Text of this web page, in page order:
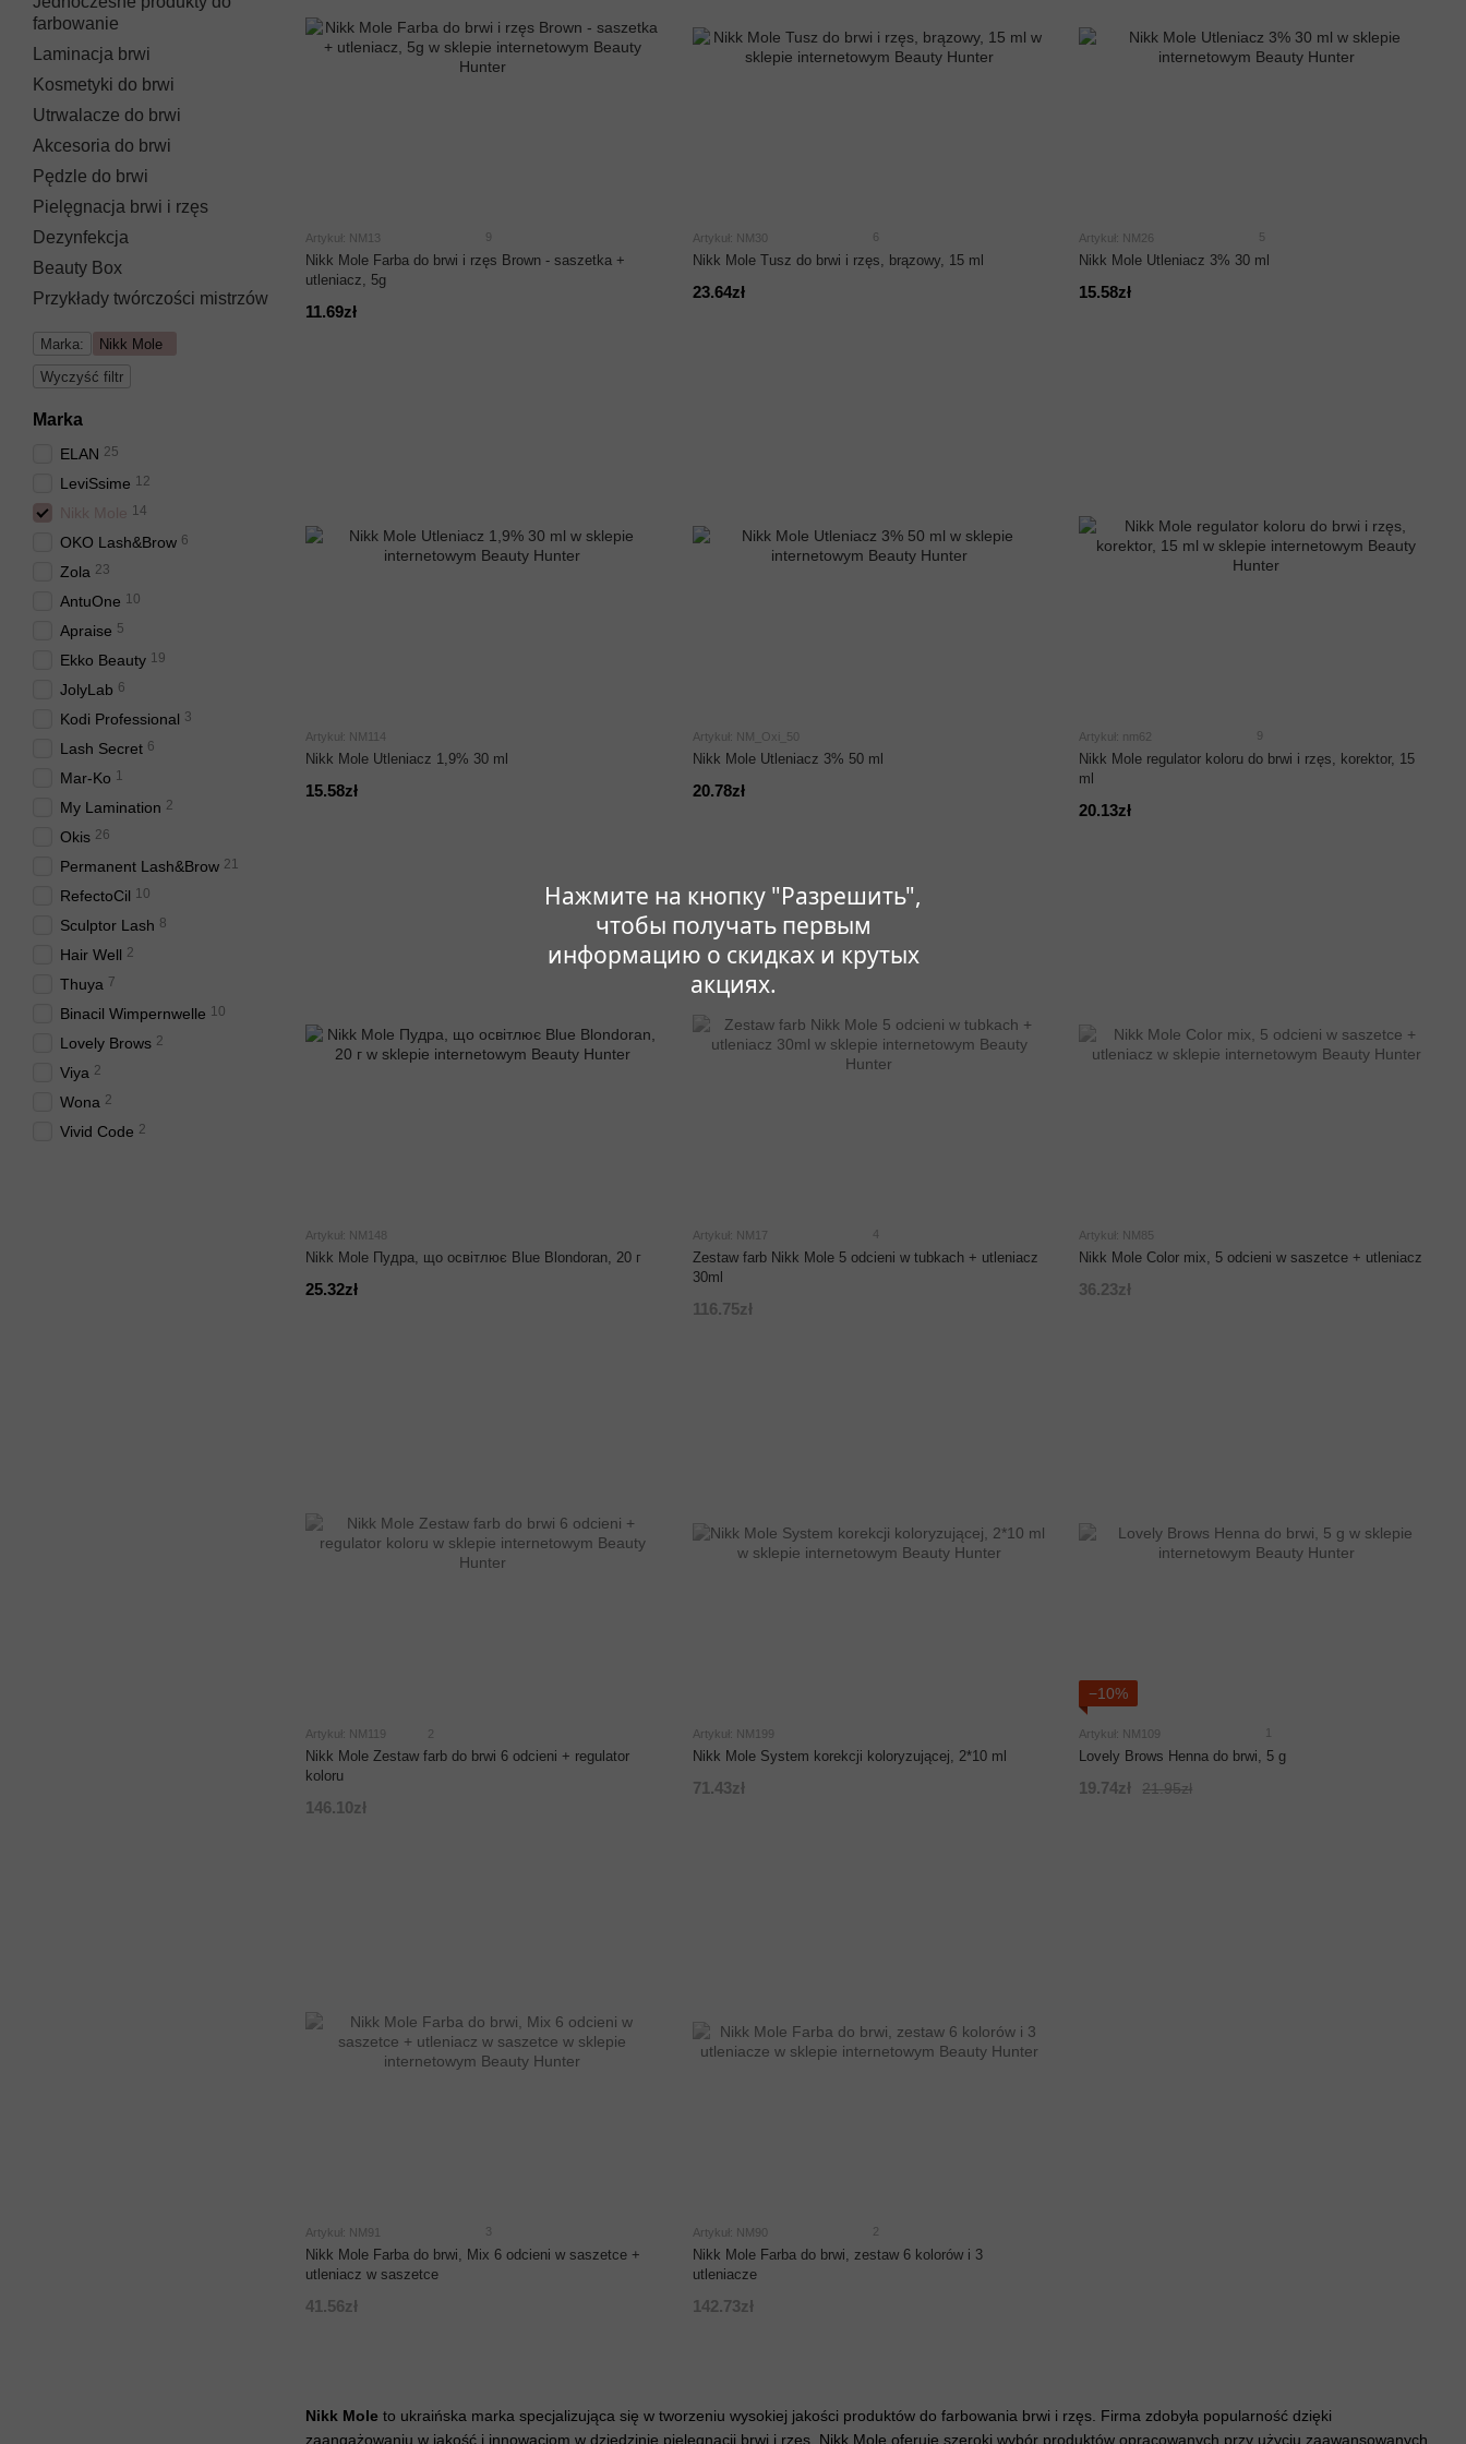
Нажмите на кнопку "Разрешить",
чтобы получать первым
информацию о скидках и крутых
акциях.
Artykuł: NM13 9
Nikk Mole Farba do brwi i rzęs Brown - saszetka +
utleniacz, 5g
11.69zł
Artykuł: NM30 6
Nikk Mole Tusz do brwi i rzęs, brązowy, 15 ml
23.64zł
Artykuł: NM26 5
Nikk Mole Utleniacz 3% 30 ml
15.58zł
Artykuł: NM114
Nikk Mole Utleniacz 1,9% 30 ml
15.58zł
Artykuł: NM_Oxi_50
Nikk Mole Utleniacz 3% 50 ml
20.78zł
Artykuł: nm62 9
Nikk Mole regulator koloru do brwi i rzęs, korektor, 15
ml
20.13zł
Artykuł: NM148
Nikk Mole Пудра, що освітлює Blue Blondoran, 20 г
25.32zł
Artykuł: NM17 4
Zestaw farb Nikk Mole 5 odcieni w tubkach + utleniacz
30ml
116.75zł
Artykuł: NM85
Nikk Mole Color mix, 5 odcieni w saszetce + utleniacz
36.23zł
Artykuł: NM119 2
Nikk Mole Zestaw farb do brwi 6 odcieni + regulator
koloru
146.10zł
Artykuł: NM199
Nikk Mole System korekcji koloryzującej, 2*10 ml
71.43zł
−10%
Artykuł: NM109
Lovely Brows Henna do brwi, 5 g
21.95zł
19.74zł
Artykuł: NM91 3
Nikk Mole Farba do brwi, Mix 6 odcieni w saszetce +
utleniacz w saszetce
41.56zł
Artykuł: NM90 2
Nikk Mole Farba do brwi, zestaw 6 kolorów i 3
utleniacze
142.73zł
Nikk Mole to ukraińska marka specjalizująca się w tworzeniu wysokiej jakości produktów do farbowania brwi i rzęs. Firma zdobyła popularność dzięki
zaangażowaniu w jakość i innowacjom w dziedzinie pielęgnacji brwi i rzęs. Nikk Mole oferuje szeroki wybór produktów opracowanych przy użyciu zaawansowanych
farbowanie
Laminacja brwi
Kosmetyki do brwi
Utrwalacze do brwi
Akcesoria do brwi
Pędzle do brwi
Pielęgnacja brwi i rzęs
Dezynfekcja
Beauty Box
Przykłady twórczości mistrzów
Marka:
Nikk Mole
Wyczyść filtr
Marka
ELAN 25
LeviSsime 12
14
OKO Lash&Brow 6
Zola 23
AntuOne 10
Apraise 5
Ekko Beauty 19
JolyLab 6
Kodi Professional 3
Lash Secret 6
Mar-Ko 1
My Lamination 2
Okis 26
Permanent Lash&Brow 21
RefectoCil 10
Sculptor Lash 8
Hair Well 2
Thuya 7
Binacil Wimpernwelle 10
Lovely Brows 2
Viya 2
Wona 2
Vivid Code 2